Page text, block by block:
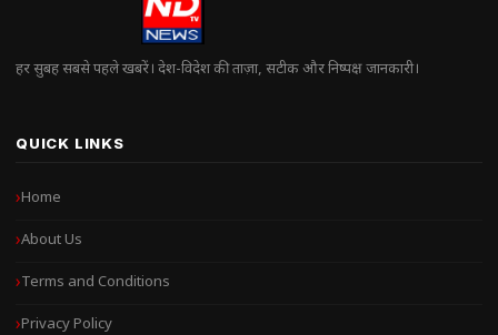
हर सुबह सबसे पहले खबरें। देश-विदेश की ताज़ा, सटीक और निष्पक्ष जानकारी।
QUICK LINKS
Home
About Us
Terms and Conditions
Privacy Policy